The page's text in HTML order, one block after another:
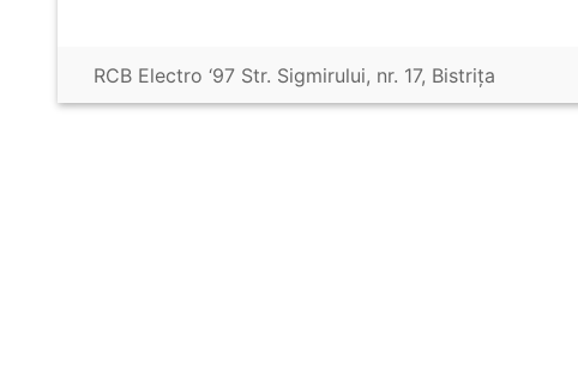
RCB Electro ‘97 Str. Sigmirului, nr. 17, Bistriţa